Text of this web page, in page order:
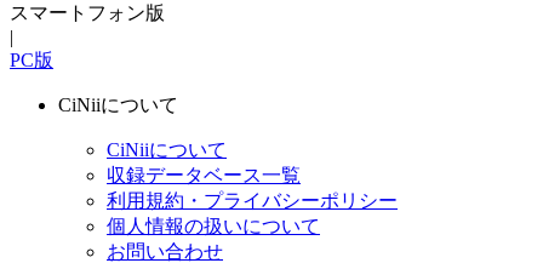
スマートフォン版
|
PC版
CiNiiについて
CiNiiについて
収録データベース一覧
利用規約・プライバシーポリシー
個人情報の扱いについて
お問い合わせ